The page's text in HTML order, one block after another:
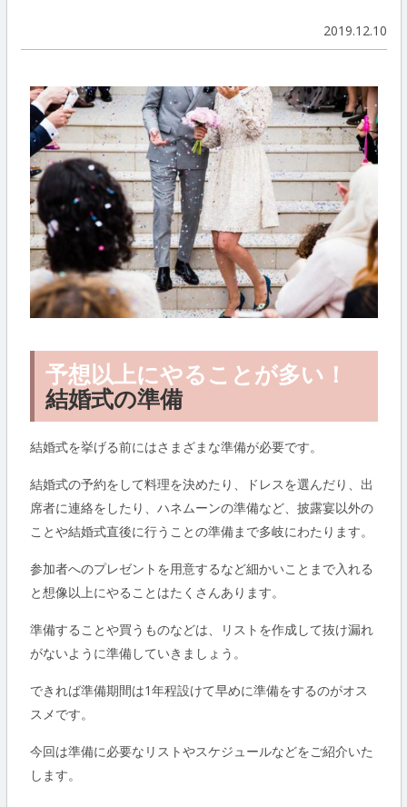
2019.12.10
予想以上にやることが多い！
結婚式の準備
結婚式を挙げる前にはさまざまな準備が必要です。
結婚式の予約をして料理を決めたり、ドレスを選んだり、出
席者に連絡をしたり、ハネムーンの準備など、披露宴以外の
ことや結婚式直後に行うことの準備まで多岐にわたります。
参加者へのプレゼントを用意するなど細かいことまで入れる
と想像以上にやることはたくさんあります。
準備することや買うものなどは、リストを作成して抜け漏れ
がないように準備していきましょう。
できれば準備期間は1年程設けて早めに準備をするのがオス
スメです。
今回は準備に必要なリストやスケジュールなどをご紹介いた
します。